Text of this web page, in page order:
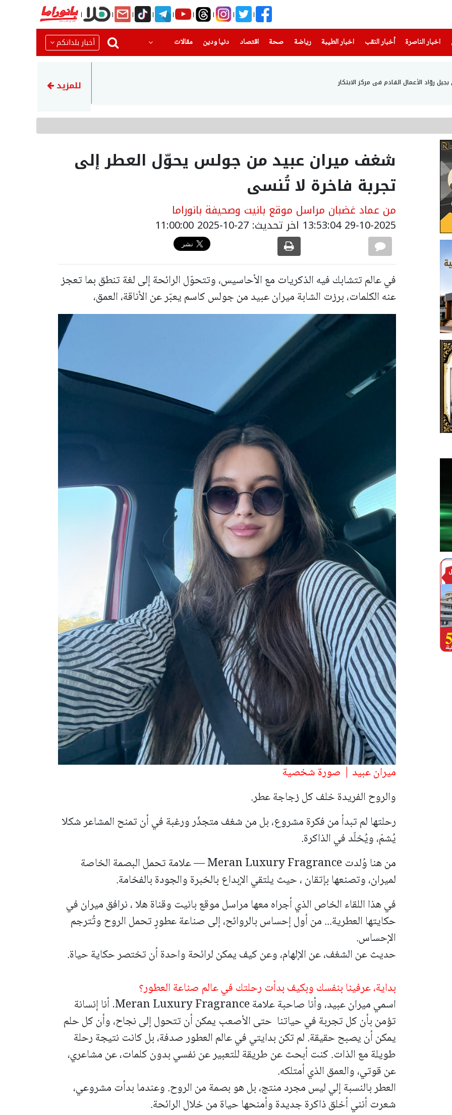
اخبار الناصرة
(current) أخبار النقب اخبار الطيبة(current) رياضة
(current) صحة(current) اقتصاد دنيا ودين
(current) مقالات أخبار بلداتكم
روّاد الأعمال القادم في مركز الابتكار انطلاق مخيم كرة القدم
للمزيد
شغف ميران عبيد من جولس يحوّل العطر إلى
تجربة فاخرة لا تُنسى
من عماد غضبان مراسل موقع بانيت وصحيفة بانوراما
29-10-2025 13:53:04 اخر تحديث: 27-10-2025 11:00:00
في عالم تتشابك فيه الذكريات مع الأحاسيس، وتتحوّل الرائحة إلى لغة تنطق بما تعجز
عنه الكلمات، برزت الشابة ميران عبيد من جولس كاسم يعبّر عن الأناقة، العمق،
ميران عبيد | صورة شخصية
والروح الفريدة خلف كل زجاجة عطر.
رحلتها لم تبدأ من فكرة مشروع، بل من شغف متجذّر ورغبة في أن تمنح المشاعر شكلا
يُشمّ، ويُخلّد في الذاكرة.
من هنا وُلدت Meran Luxury Fragrance — علامة تحمل البصمة الخاصة
لميران، وتصنعها بإتقان ، حيث يلتقي الإبداع بالخبرة والجودة بالفخامة.
في هذا اللقاء الخاص الذي أجراه معها مراسل موقع بانيت وقناة هلا ، نرافق ميران في
حكايتها العطرية... من أول إحساس بالروائح، إلى صناعة عطورٍ تحمل الروح وتُترجم
الإحساس.
حديث عن الشغف، عن الإلهام، وعن كيف يمكن لرائحة واحدة أن تختصر حكاية حياة.
بداية، عرفينا بنفسك وبكيف بدأت رحلتك في عالم صناعة العطور؟
اسمي ميران عبيد، وأنا صاحبة علامة Meran Luxury Fragrance. أنا إنسانة
تؤمن بأن كل تجربة في حياتنا حتى الأصعب يمكن أن تتحول إلى نجاح، وأن كل حلم
يمكن أن يصبح حقيقة. لم تكن بدايتي في عالم العطور صدفة، بل كانت نتيجة رحلة
طويلة مع الذات. كنت أبحث عن طريقة للتعبير عن نفسي بدون كلمات، عن مشاعري،
عن قوتي، والعمق الذي أمتلكه.
العطر بالنسبة إلي ليس مجرد منتج، بل هو بصمة من الروح. وعندما بدأت مشروعي،
شعرت أنني أخلق ذاكرة جديدة وأمنحها حياة من خلال الرائحة.